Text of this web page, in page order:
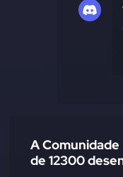
A
de 12300